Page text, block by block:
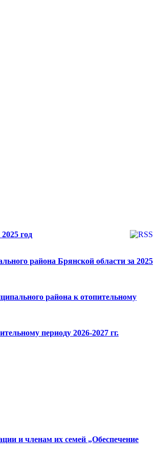
год
района Брянской области за 2025
района к отопительному
периоду 2026-2027 гг.
и членам их семей „Обеспечение